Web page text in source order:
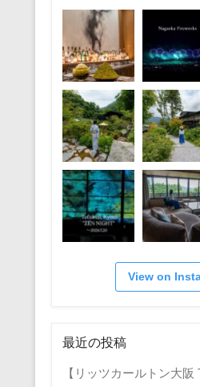
ー
View on
最近の投稿
【リッツカールトン大阪